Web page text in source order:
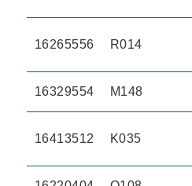
16265556 R014
16329554 M148
16413512 K035